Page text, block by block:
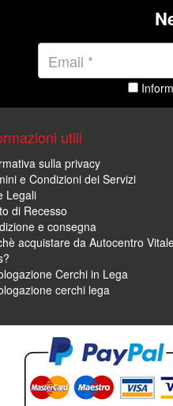
utili
sulla privacy
e Condizioni dei Servizi
Legali
di Recesso
e consegna
acquistare da Autocentro
Cerchi in Lega
cerchi lega